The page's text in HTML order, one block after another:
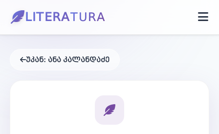
LITERATURA
პროზა
უკან: ანა კალანდაძე